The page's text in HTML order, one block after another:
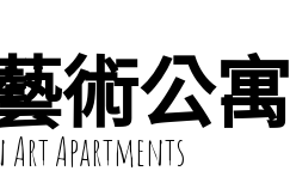
術公寓
Art Apartments